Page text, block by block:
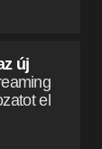
új
el